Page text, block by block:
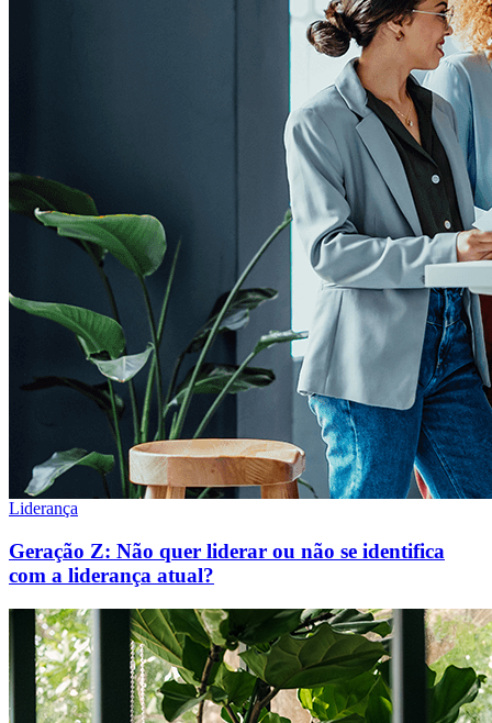
Liderança
Geração Z: Não quer liderar ou não se identifica
com a liderança atual?